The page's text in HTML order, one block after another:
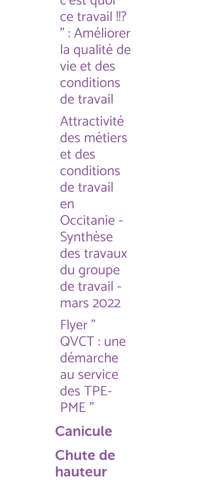
ce travail !!?
" : Améliorer
la qualité de
vie et des
conditions
de travail
Attractivité
des métiers
et des
conditions
de travail
en
Occitanie -
Synthèse
des travaux
du groupe
de travail -
mars 2022
Flyer "
QVCT : une
démarche
au service
des TPE-
PME "
Canicule
Chute de
hauteur